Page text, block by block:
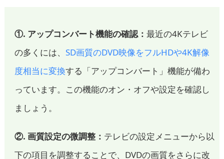
①. アップコンバート機能の確認： 最近の4Kテレビ
の多くには、 SD画質のDVD映像をフルHDや4K解像
度相当に変換する「アップコンバート」機能が備わ
っています。この機能のオン・オフや設定を確認し
ましょう。
②. 画質設定の微調整： テレビの設定メニューから以
下の項目を調整することで、DVDの画質をさらに改